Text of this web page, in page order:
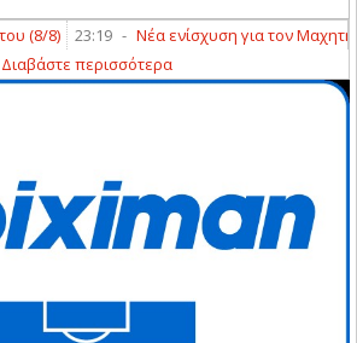
(8/8) 23:19 -
Νέα ενίσχυση για τον Μαχητή
Διαβάστε περισσότερα